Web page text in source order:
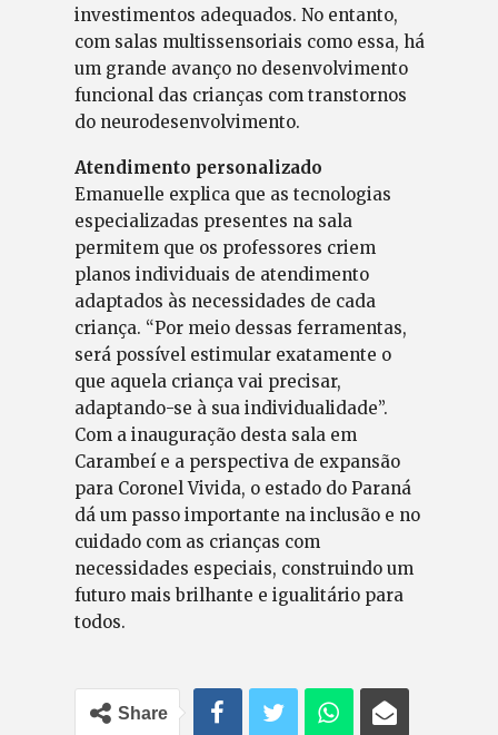
investimentos adequados. No entanto,
com salas multissensoriais como essa, há
um grande avanço no desenvolvimento
funcional das crianças com transtornos
do neurodesenvolvimento.
Atendimento personalizado
Emanuelle explica que as tecnologias
especializadas presentes na sala
permitem que os professores criem
planos individuais de atendimento
adaptados às necessidades de cada
criança. “Por meio dessas ferramentas,
será possível estimular exatamente o
que aquela criança vai precisar,
adaptando-se à sua individualidade”.
Com a inauguração desta sala em
Carambeí e a perspectiva de expansão
para Coronel Vivida, o estado do Paraná
dá um passo importante na inclusão e no
cuidado com as crianças com
necessidades especiais, construindo um
futuro mais brilhante e igualitário para
todos.
Share